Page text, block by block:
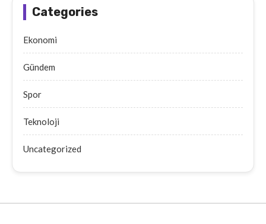
Categories
Ekonomi
Gündem
Spor
Teknoloji
Uncategorized